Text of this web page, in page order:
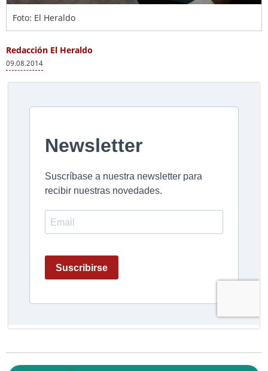
Foto: El Heraldo
Redacción El Heraldo
09.08.2014